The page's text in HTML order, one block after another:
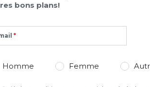
AJOUTER UN AVIS
bons plans!
Homme Femme